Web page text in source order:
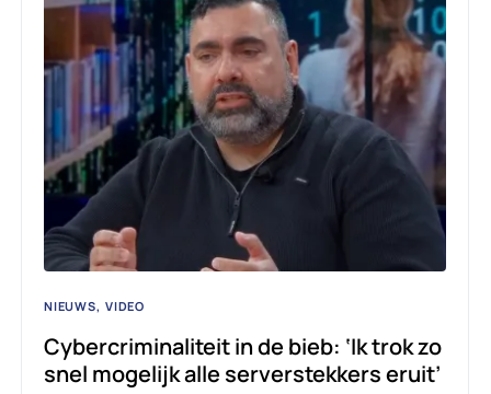
NIEUWS VIDEO
Cybercriminaliteit in de bieb: ‘Ik trok zo
snel mogelijk alle serverstekkers eruit’